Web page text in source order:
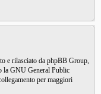
e rilasciato da phpBB Group,
la GNU General Public
per maggiori